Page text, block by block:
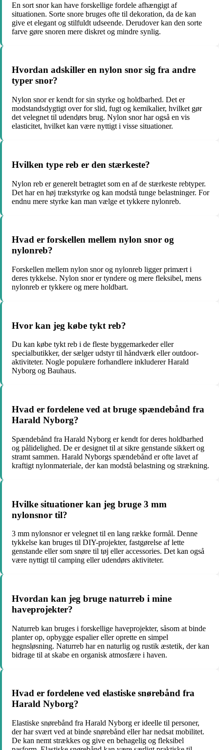
En sort snor kan have forskellige fordele afhængigt af
situationen. Sorte snore bruges ofte til dekoration, da de kan
give et elegant og stilfuldt udseende. Derudover kan den sorte
farve gøre snoren mere diskret og mindre synlig.
Hvordan adskiller en nylon snor sig fra andre
typer snor?
Nylon snor er kendt for sin styrke og holdbarhed. Det er
modstandsdygtigt over for slid, fugt og kemikalier, hvilket gør
det velegnet til udendørs brug. Nylon snor har også en vis
elasticitet, hvilket kan være nyttigt i visse situationer.
Hvilken type reb er den stærkeste?
Nylon reb er generelt betragtet som en af de stærkeste rebtyper.
Det har en høj trækstyrke og kan modstå tunge belastninger. For
endnu mere styrke kan man vælge et tykkere nylonreb.
Hvad er forskellen mellem nylon snor og
nylonreb?
Forskellen mellem nylon snor og nylonreb ligger primært i
deres tykkelse. Nylon snor er tyndere og mere fleksibel, mens
nylonreb er tykkere og mere holdbart.
Hvor kan jeg købe tykt reb?
Du kan købe tykt reb i de fleste byggemarkeder eller
specialbutikker, der sælger udstyr til håndværk eller outdoor-
aktiviteter. Nogle populære forhandlere inkluderer Harald
Nyborg og Bauhaus.
Hvad er fordelene ved at bruge spændebånd fra
Harald Nyborg?
Spændebånd fra Harald Nyborg er kendt for deres holdbarhed
og pålidelighed. De er designet til at sikre genstande sikkert og
stramt sammen. Harald Nyborgs spændebånd er ofte lavet af
kraftigt nylonmateriale, der kan modstå belastning og strækning.
Hvilke situationer kan jeg bruge 3 mm
nylonsnor til?
3 mm nylonsnor er velegnet til en lang række formål. Denne
tykkelse kan bruges til DIY-projekter, fastgørelse af lette
genstande eller som snøre til tøj eller accessories. Det kan også
være nyttigt til camping eller udendørs aktiviteter.
Hvordan kan jeg bruge naturreb i mine
haveprojekter?
Naturreb kan bruges i forskellige haveprojekter, såsom at binde
planter op, opbygge espalier eller oprette en simpel
hegnsløsning. Naturreb har en naturlig og rustik æstetik, der kan
bidrage til at skabe en organisk atmosfære i haven.
Hvad er fordelene ved elastiske snørebånd fra
Harald Nyborg?
Elastiske snørebånd fra Harald Nyborg er ideelle til personer,
der har svært ved at binde snørebånd eller har nedsat mobilitet.
De kan nemt strækkes og give en behagelig og fleksibel